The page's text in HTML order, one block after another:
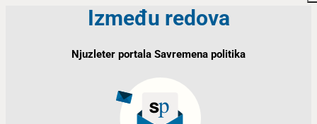
Između redova
Njuzleter portala Savremena politika